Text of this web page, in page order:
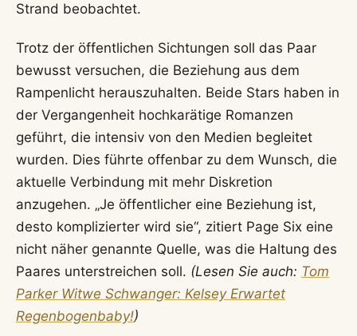
Strand beobachtet.
Trotz der öffentlichen Sichtungen soll das Paar
bewusst versuchen, die Beziehung aus dem
Rampenlicht herauszuhalten. Beide Stars haben in
der Vergangenheit hochkarätige Romanzen
geführt, die intensiv von den Medien begleitet
wurden. Dies führte offenbar zu dem Wunsch, die
aktuelle Verbindung mit mehr Diskretion
anzugehen. „Je öffentlicher eine Beziehung ist,
desto komplizierter wird sie“, zitiert Page Six eine
nicht näher genannte Quelle, was die Haltung des
Paares unterstreichen soll. (Lesen Sie auch: Tom
Parker Witwe Schwanger: Kelsey Erwartet
Regenbogenbaby!)